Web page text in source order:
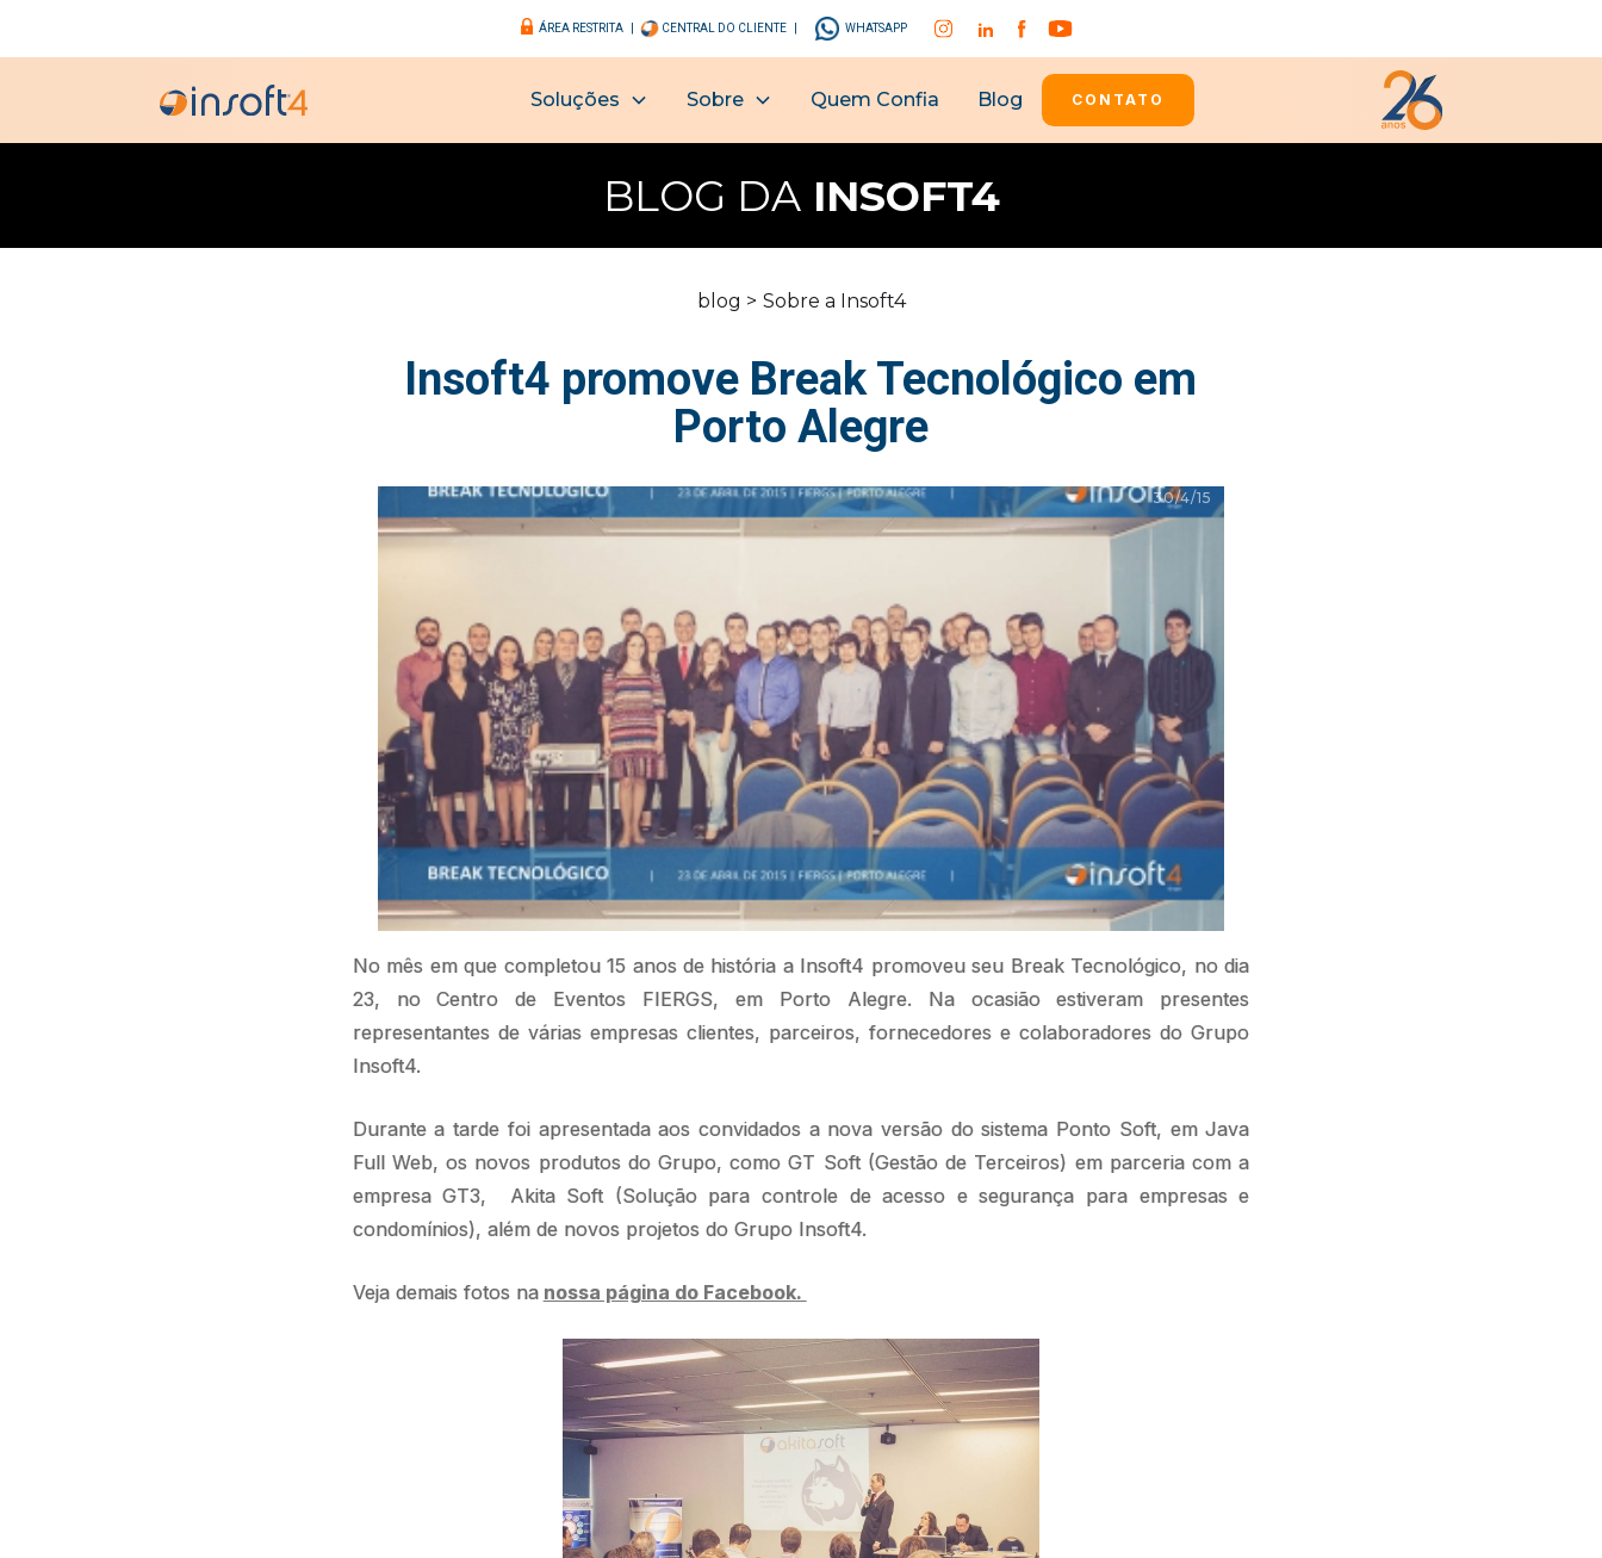
ÁREA RESTRITA | CENTRAL DO CLIENTE | WHATSAPP
Soluções Sobre Quem Confia Blog CONTATO
BLOG DAINSOFT4
blog > Sobre a Insoft4
Insoft4 promove Break Tecnológico em
Porto Alegre
30/4/15
No mês em que completou 15 anos de história a Insoft4 promoveu seu Break Tecnológico, no dia
23, no Centro de Eventos FIERGS, em Porto Alegre. Na ocasião estiveram presentes
representantes de várias empresas clientes, parceiros, fornecedores e colaboradores do Grupo
Insoft4.
Durante a tarde foi apresentada aos convidados a nova versão do sistema Ponto Soft, em Java
Full Web, os novos produtos do Grupo, como GT Soft (Gestão de Terceiros) em parceria com a
empresa GT3, Akita Soft (Solução para controle de acesso e segurança para empresas e
condomínios), além de novos projetos do Grupo Insoft4.
Veja demais fotos na nossa página do Facebook.